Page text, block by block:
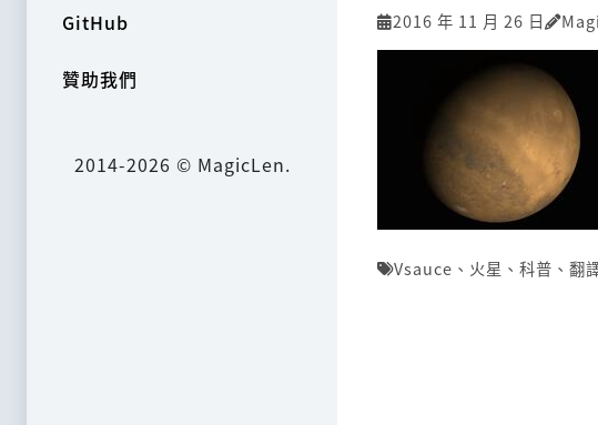
GitHub
贊助我們
2014-2026 © MagicLen.
2016 年 11 月 26 日
Vsauce 、 火星 、 科普 、 翻